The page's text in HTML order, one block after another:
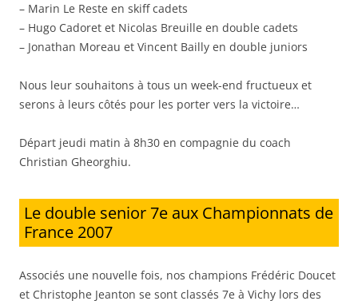
– Marin Le Reste en skiff cadets
– Hugo Cadoret et Nicolas Breuille en double cadets
– Jonathan Moreau et Vincent Bailly en double juniors
Nous leur souhaitons à tous un week-end fructueux et
serons à leurs côtés pour les porter vers la victoire…
Départ jeudi matin à 8h30 en compagnie du coach
Christian Gheorghiu.
Le double senior 7e aux Championnats de
France 2007
Associés une nouvelle fois, nos champions Frédéric Doucet
et Christophe Jeanton se sont classés 7e à Vichy lors des